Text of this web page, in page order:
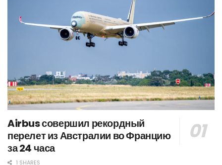
Airbus совершил рекордный
перелет из Австралии во Францию
за 24 часа
1 SHARES